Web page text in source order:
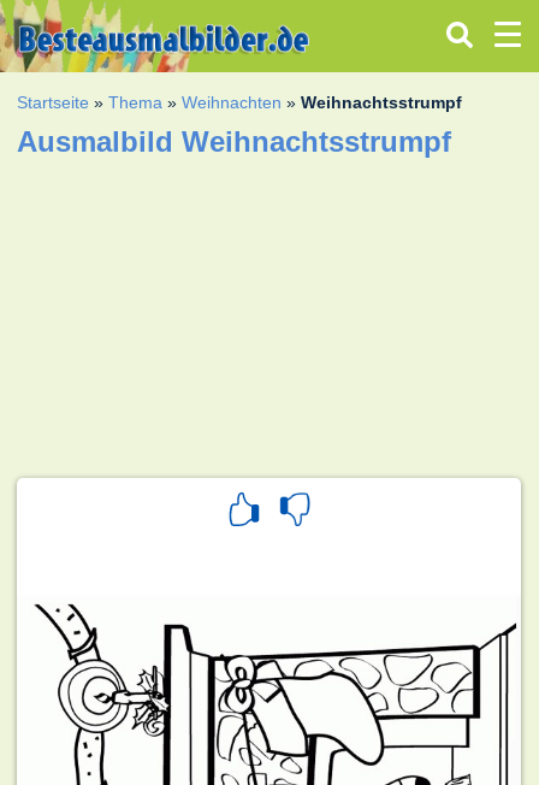
Startseite »Thema »Weihnachten »Weihnachtsstrumpf
Ausmalbild Weihnachtsstrumpf